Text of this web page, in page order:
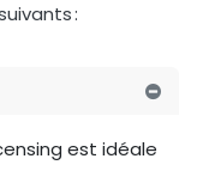
:
est idéale